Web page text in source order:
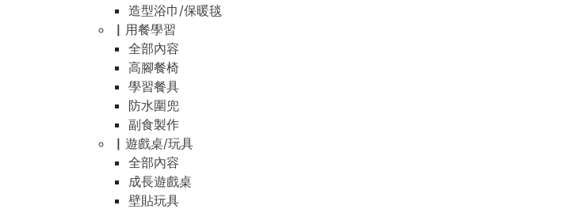
造型浴巾/保暖毯
▏用餐學習
全部內容
高腳餐椅
學習餐具
防水圍兜
副食製作
▏遊戲桌/玩具
全部內容
成長遊戲桌
壁貼玩具